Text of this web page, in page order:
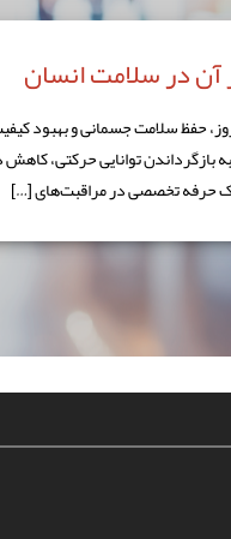
آن در سلامت انسان
حفظ سلامت جسمانی و بهبود
بازگرداندن توانایی حرکتی،